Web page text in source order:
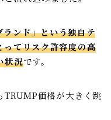
ンド」という独自テ
ってリスク許容度の高
状況です。
TRUMP価格が大きく跳